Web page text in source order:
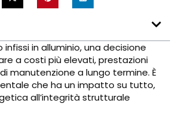
in alluminio, una decisione
a costi più elevati, prestazioni
manutenzione a lungo termine. È
che ha un impatto su tutto,
all’integrità strutturale